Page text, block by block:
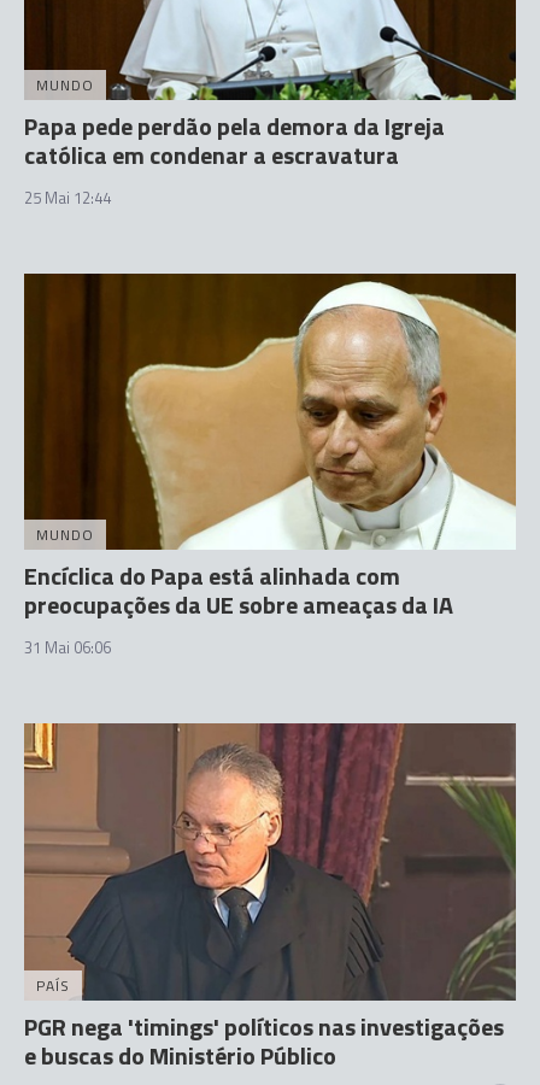
MUNDO
Papa pede perdão pela demora da Igreja
católica em condenar a escravatura
25 Mai 12:44
MUNDO
Encíclica do Papa está alinhada com
preocupações da UE sobre ameaças da IA
31 Mai 06:06
PAÍS
PGR nega 'timings' políticos nas investigações
e buscas do Ministério Público